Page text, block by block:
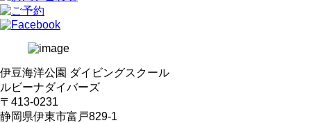
伊豆海洋公園 ダイビングスクール
ルビーナダイバーズ
〒413-0231
静岡県伊東市富戸829-1